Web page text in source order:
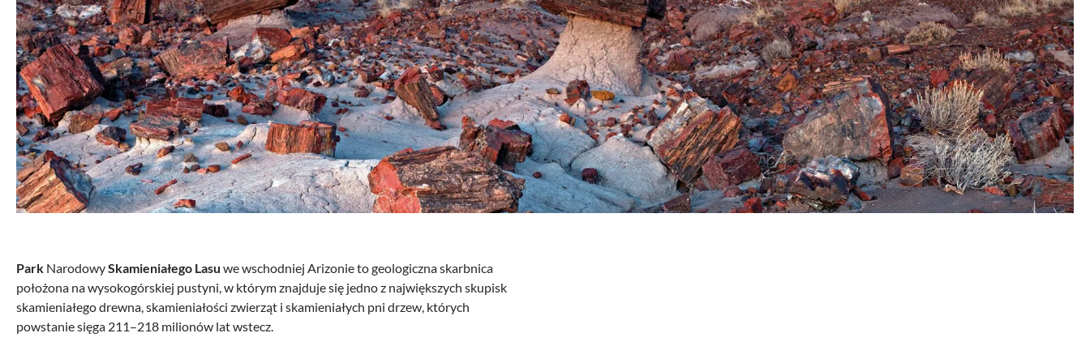
Park NarodowySkamieniałego Lasu we wschodniej Arizonie to geologiczna skarbnica
położona na wysokogórskiej pustyni, w którym znajduje się jedno z największych skupisk
skamieniałego drewna, skamieniałości zwierząt i skamieniałych pni drzew, których
powstanie sięga 211–218 milionów lat wstecz.